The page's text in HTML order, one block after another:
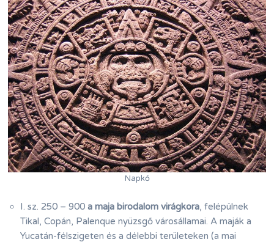
Napkő
I. sz. 250 – 900a maja birodalom virágkora, felépülnek
Tikal, Copán, Palenque nyüzsgő városállamai. A maják a
Yucatán-félszigeten és a délebbi területeken (a mai